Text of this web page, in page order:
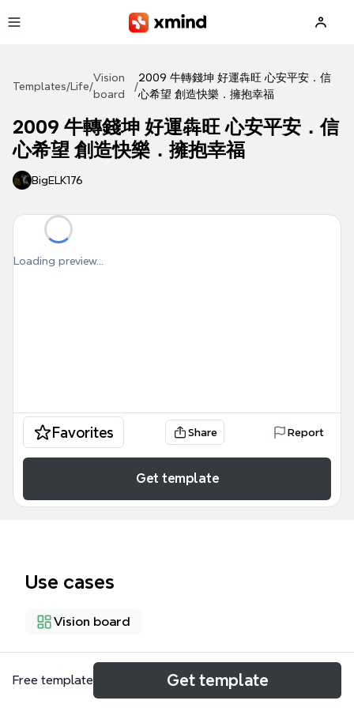
Templates/Life/
Vision
board
/
2009 牛轉錢坤 好運犇旺 心安平安．信
心希望 創造快樂．擁抱幸福
2009 牛轉錢坤 好運犇旺 心安平安．信
心希望 創造快樂．擁抱幸福
BigELK176
Loading preview...
Favorites Share Report
Get template
Use cases
Vision board
About
Free template Get template